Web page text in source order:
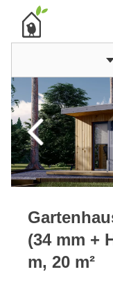
(34 mm +
m, 20 m²